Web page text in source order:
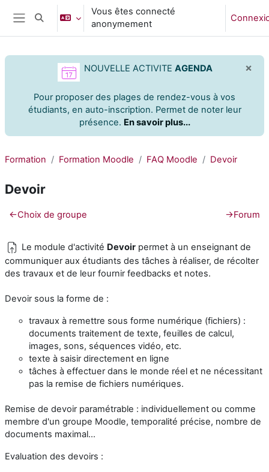
Passer au contenu principal
Panneau latéral
Activer/désactiver la saisie de recherche
Vous êtes connecté
anonymement
×
NOUVELLE ACTIVITE AGENDA
Pour proposer des plages de rendez-vous à vos
étudiants, en auto-inscription. Permet de noter leur
présence. En savoir plus...
Formation Formation Moodle FAQ Moodle Devoir
Devoir
Résumé de section
←Choix de groupe →Forum
Le module d'activité Devoir permet à un enseignant de
communiquer aux étudiants des tâches à réaliser, de récolter
des travaux et de leur fournir feedbacks et notes.
Devoirsous la forme de :
travaux à remettre sous forme numérique (fichiers) :
documents traitement de texte, feuilles de calcul,
images, sons, séquences vidéo, etc.
texte à saisir directement en ligne
tâches à effectuer dans le monde réel et ne nécessitant
pas la remise de fichiers numériques.
Remise de devoir paramétrable : individuellement ou comme
membre d'un groupe Moodle, temporalité précise, nombre de
documents maximal...
Evaluation des devoirs :